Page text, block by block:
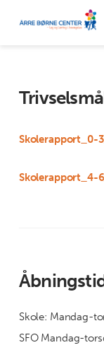
Skolerapport_0-
Skolerapport_4-
Skole: Mandag-
SFO Mandag-